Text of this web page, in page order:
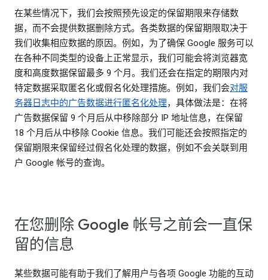
在某些情况下，我们会按照预先设定的保留期限来存储数
据，而不会提供数据删除方式。各类数据的保留期限取决于
我们收集相应数据的原因。例如，为了确保 Google 服务可以
在各种不同类型的设备上正常显示，我们可能会将浏览器宽
度和高度数据保留最多 9 个月。我们还会在指定的期限内对
特定数据采取匿名化或假名化处理措施。例如，我们会对服
务器日志中的广告数据进行匿名化处理，具体做法是：在将
广告数据保留 9 个月后从中移除部分 IP 地址信息，在保留
18 个月后从中移除 Cookie 信息。我们可能还会按照指定的
保留期限来保留经过假名化处理的数据，例如不会关联到用
户 Google 帐号的查询。
在您删除 Google 帐号之前会一直保
留的信息
某些数据可能有助于我们了解用户与各项 Google 功能的互动